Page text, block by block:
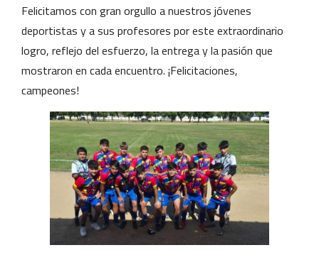
Felicitamos con gran orgullo a nuestros jóvenes
deportistas y a sus profesores por este extraordinario
logro, reflejo del esfuerzo, la entrega y la pasión que
mostraron en cada encuentro. ¡Felicitaciones,
campeones!